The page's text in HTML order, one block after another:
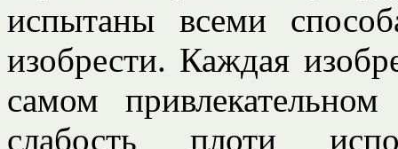
испытаны всеми
изобрести. Каждая
самом
слабость плоти